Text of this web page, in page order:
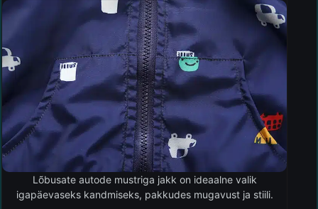
Lõbusate autode mustriga jakk on ideaalne valik
igapäevaseks kandmiseks, pakkudes mugavust ja stiili.